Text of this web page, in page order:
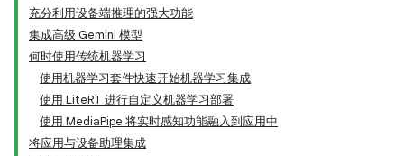
充分利用设备端推理的强大功能
集成高级 Gemini 模型
何时使用传统机器学习
使用机器学习套件快速开始机器学习集成
使用 LiteRT 进行自定义机器学习部署
使用 MediaPipe 将实时感知功能融入到应用中
将应用与设备助理集成